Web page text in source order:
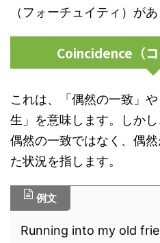
（フォーチュイティ）があ
Coincidence（コ
これは、「偶然の一致」
生」を意味します。しか
偶然の一致ではなく、偶
た状況を指します。
例文
Running into my old